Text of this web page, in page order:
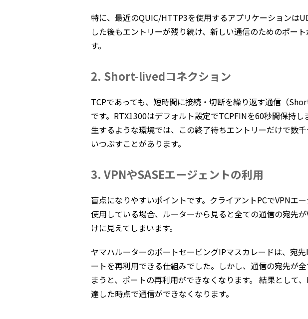
特に、最近のQUIC/HTTP3を使用するアプリケーションは
した後もエントリーが残り続け、新しい通信のためのポー
す。
2. Short-livedコネクション
TCPであっても、短時間に接続・切断を繰り返す通信（
です。RTX1300はデフォルト設定でTCPFINを60秒間保持
生するような環境では、この終了待ちエントリーだけで数
いつぶすことがあります。
3. VPNやSASEエージェントの利用
盲点になりやすいポイントです。クライアントPCでVPNエ
使用している場合、ルーターから見ると全ての通信の宛先
けに見えてしまいます。
ヤマハルーターのポートセービングIPマスカレードは、宛
ートを再利用できる仕組みでした。しかし、通信の宛先が
まうと、ポートの再利用ができなくなります。 結果として
達した時点で通信ができなくなります。